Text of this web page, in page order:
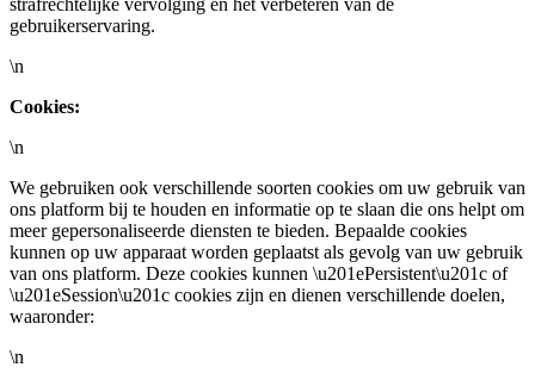
strafrechtelijke vervolging en het verbeteren van de
gebruikerservaring.
\n
Cookies:
\n
We gebruiken ook verschillende soorten cookies om uw gebruik van
ons platform bij te houden en informatie op te slaan die ons helpt om
meer gepersonaliseerde diensten te bieden. Bepaalde cookies
kunnen op uw apparaat worden geplaatst als gevolg van uw gebruik
van ons platform. Deze cookies kunnen \u201ePersistent\u201c of
\u201eSession\u201c cookies zijn en dienen verschillende doelen,
waaronder:
\n